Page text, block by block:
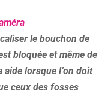
le bouchon de
bloquée et même de
aide lorsque l’on doit
ceux des fosses